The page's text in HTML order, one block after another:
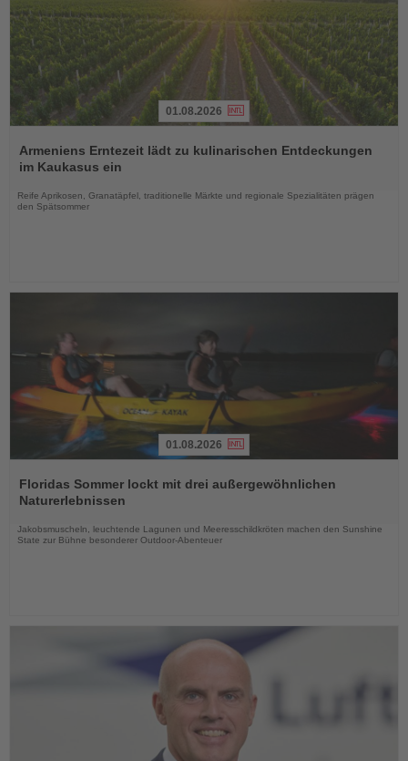
Sie
die
01.08.2026
Armeniens Erntezeit lädt zu kulinarischen Entdeckungen
im Kaukasus ein
Reife Aprikosen, Granatäpfel, traditionelle Märkte und regionale Spezialitäten prägen
den Spätsommer
Sie
die
01.08.2026
Floridas Sommer lockt mit drei außergewöhnlichen
Naturerlebnissen
Jakobsmuscheln, leuchtende Lagunen und Meeresschildkröten machen den Sunshine
State zur Bühne besonderer Outdoor-Abenteuer